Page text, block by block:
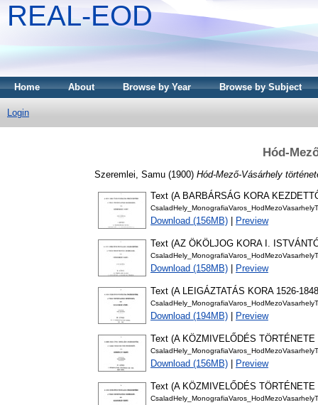
REAL-EOD
Home About Browse by Year Browse by Subject
Login
Hód-
Szeremlei, Samu (1900) Hód-Mező-Vásárhely
Text (A BARBÁRSÁG KORA
Download (156MB) Preview
Text (AZ ÖKÖLJOG KORA I.
Download (158MB) Preview
Text (A LEIGÁZTATÁS KORA 1526-
Download (194MB) Preview
Text (A KÖZMIVELŐDÉS
Download (156MB) Preview
Text (A KÖZMIVELŐDÉS